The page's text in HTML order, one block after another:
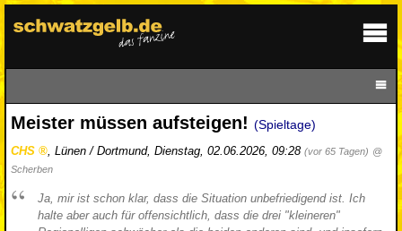
Meister müssen aufsteigen! (Spieltage)
CHS , Lünen / Dortmund, Dienstag, 02.06.2026, 09:28 (vor 65 Tagen) @
Scherben
Ja, mir ist schon klar, dass die Situation unbefriedigend ist. Ich
halte aber auch für offensichtlich, dass die drei "kleineren"